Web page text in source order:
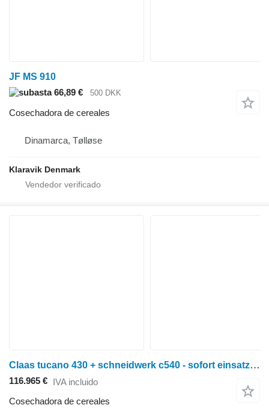
JF MS 910
66,89 €
500 DKK
Cosechadora de cereales
Dinamarca, Tølløse
Klaravik Denmark
Claas tucano 430 + schneidwerk c540 - sofort einsatzbereite maschine!
116.965 € IVA incluido
Cosechadora de cereales